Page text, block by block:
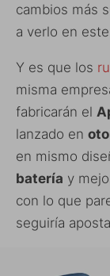
cambios más
a verlo en
Y es que los
misma
fabricarán el
lanzado en
en mismo
batería y
con lo que
seguiría